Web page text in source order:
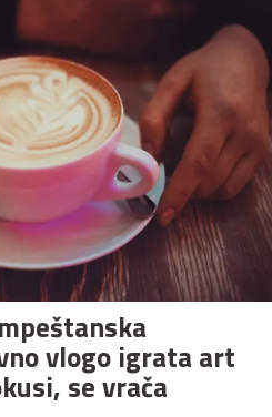
vlogo igrata art
se vrača